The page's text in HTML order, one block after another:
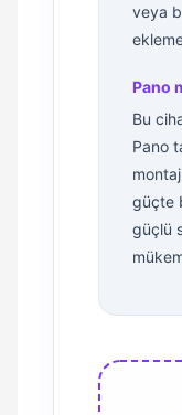
veya
Pano
Bu
Pano
güçte
güçlü